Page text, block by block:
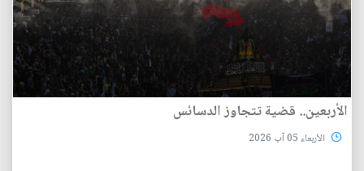
الأربعين.. قضية تتجاوز الدسائس
الأربعاء 05 آب 2026